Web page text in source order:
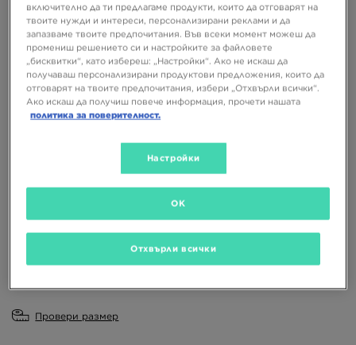
NIKE MD VALIANT
46,01 €
89,99 ЛВ.
Налични Цветове
Провери размер
включително да ти предлагаме продукти, които да отговарят на
твоите нужди и интереси, персонализирани реклами и да
запазваме твоите предпочитания. Във всеки момент можеш да
промениш решението си и настройките за файловете
„бисквитки“, като избереш: „Настройки“. Ако не искаш да
получаваш персонализирани продуктови предложения, които да
отговарят на твоите предпочитания, избери „Отхвърли всички“.
Ако искаш да получиш повече информация, прочети нашата
политика за поверителност.
Настройки
Отхвърли всички
OK